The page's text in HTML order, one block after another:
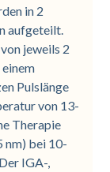
in 2
aufgeteilt.
jeweils 2
Pulslänge
von 13-
Therapie
nm) bei 10-
IGA-,